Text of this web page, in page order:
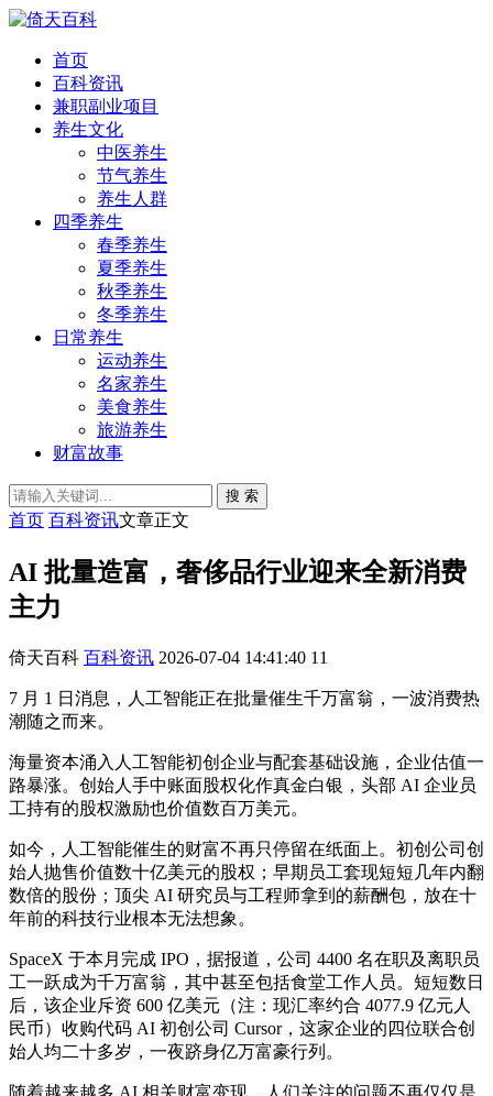
首页
百科资讯
兼职副业项目
养生文化
中医养生
节气养生
养生人群
四季养生
春季养生
夏季养生
秋季养生
冬季养生
日常养生
运动养生
名家养生
美食养生
旅游养生
财富故事
搜 索
首页 百科资讯文章正文
AI 批量造富，奢侈品行业迎来全新消费
主力
倚天百科 百科资讯 2026-07-04 14:41:40 11
7 月 1 日消息，人工智能正在批量催生千万富翁，一波消费热
潮随之而来。
海量资本涌入人工智能初创企业与配套基础设施，企业估值一
路暴涨。创始人手中账面股权化作真金白银，头部 AI 企业员
工持有的股权激励也价值数百万美元。
如今，人工智能催生的财富不再只停留在纸面上。初创公司创
始人抛售价值数十亿美元的股权；早期员工套现短短几年内翻
数倍的股份；顶尖 AI 研究员与工程师拿到的薪酬包，放在十
年前的科技行业根本无法想象。
SpaceX 于本月完成 IPO，据报道，公司 4400 名在职及离职员
工一跃成为千万富翁，其中甚至包括食堂工作人员。短短数日
后，该企业斥资 600 亿美元（注：现汇率约合 4077.9 亿元人
民币）收购代码 AI 初创公司 Cursor，这家企业的四位联合创
始人均二十多岁，一夜跻身亿万富豪行列。
随着越来越多 AI 相关财富变现，人们关注的问题不再仅仅是